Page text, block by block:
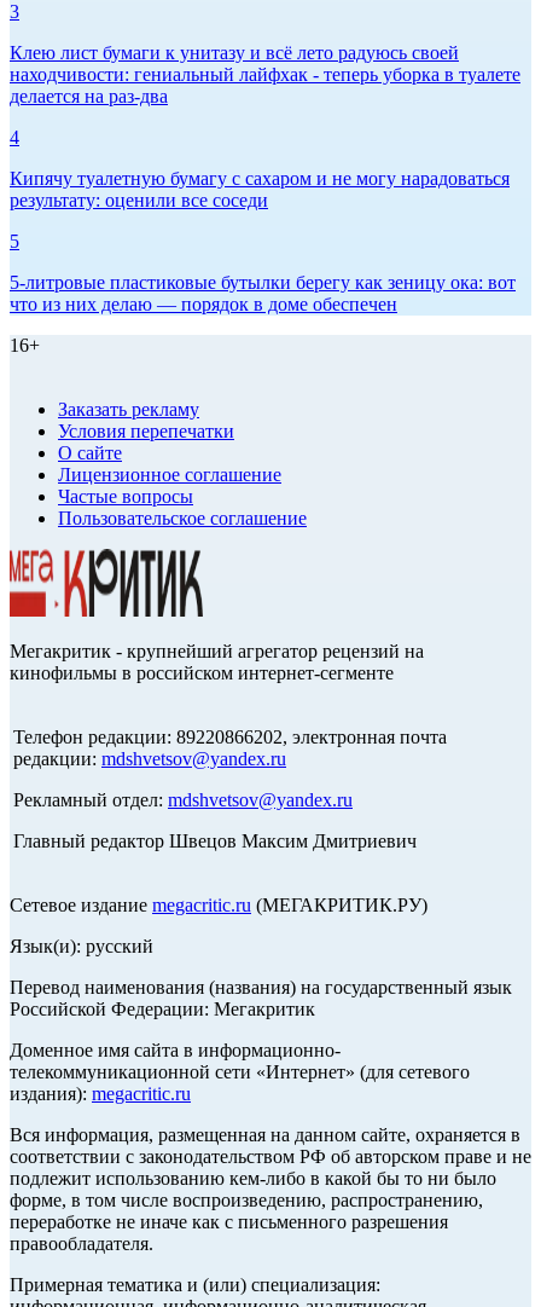
3
Клею лист бумаги к унитазу и всё лето радуюсь своей
находчивости: гениальный лайфхак - теперь уборка в туалете
делается на раз-два
4
Кипячу туалетную бумагу с сахаром и не могу нарадоваться
результату: оценили все соседи
5
5-литровые пластиковые бутылки берегу как зеницу ока: вот
что из них делаю — порядок в доме обеспечен
16+
Заказать рекламу
Условия перепечатки
О сайте
Лицензионное соглашение
Частые вопросы
Пользовательское соглашение
Мегакритик - крупнейший агрегатор рецензий на
кинофильмы в российском интернет-сегменте
Телефон редакции: 89220866202, электронная почта
редакции: mdshvetsov@yandex.ru
Рекламный отдел: mdshvetsov@yandex.ru
Главный редактор Швецов Максим Дмитриевич
Сетевое издание megacritic.ru (МЕГАКРИТИК.РУ)
Язык(и): русский
Перевод наименования (названия) на государственный язык
Российской Федерации: Мегакритик
Доменное имя сайта в информационно-
телекоммуникационной сети «Интернет» (для сетевого
издания): megacritic.ru
Вся информация, размещенная на данном сайте, охраняется в
соответствии с законодательством РФ об авторском праве и не
подлежит использованию кем-либо в какой бы то ни было
форме, в том числе воспроизведению, распространению,
переработке не иначе как с письменного разрешения
правообладателя.
Примерная тематика и (или) специализация: